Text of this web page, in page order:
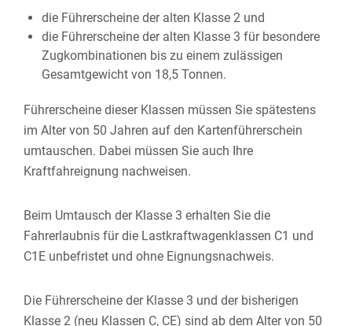
die Führerscheine der alten Klasse 2 und
die Führerscheine der alten Klasse 3 für besondere
Zugkombinationen bis zu einem zulässigen
Gesamtgewicht von 18,5 Tonnen.
Führerscheine dieser Klassen müssen Sie spätestens
im Alter von 50 Jahren auf den Kartenführerschein
umtauschen. Dabei müssen Sie auch Ihre
Kraftfahreignung nachweisen.
Beim Umtausch der Klasse 3 erhalten Sie die
Fahrerlaubnis für die Lastkraftwagenklassen C1 und
C1E unbefristet und ohne Eignungsnachweis.
Die Führerscheine der Klasse 3 und der bisherigen
Klasse 2 (neu Klassen C, CE) sind ab dem Alter von 50